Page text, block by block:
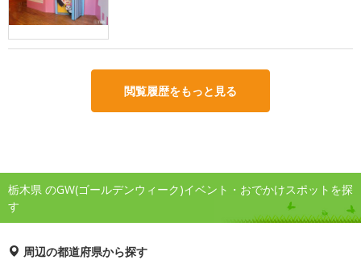
閲覧履歴をもっと見る
栃木県 のGW(ゴールデンウィーク)イベント・おでかけスポットを探
す
周辺の都道府県から探す